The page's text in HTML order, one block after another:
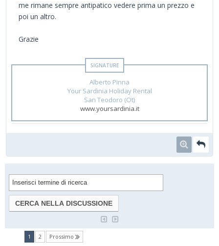
me rimane sempre antipatico vedere prima un prezzo e
poi un altro.
Grazie
Alberto Pinna
Your Sardinia Holiday Rental
San Teodoro (Ot)
www.yoursardinia.it
1 (current)
2 Prossimo